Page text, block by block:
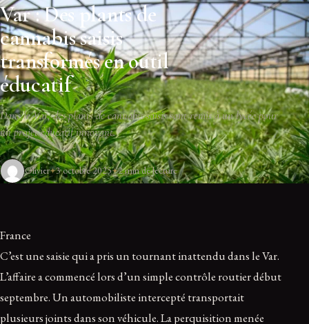
Var : Des plants de
cannabis saisis
transformés en outil
éducatif
Dans le Var, des plants de cannabis saisis sont remis à un lycée pour
un projet éducatif innovant.
Olivier 3 octobre 2025 2 min de lecture
France
C’est une saisie qui a pris un tournant inattendu dans le Var.
L’affaire a commencé lors d’un simple contrôle routier début
septembre. Un automobiliste intercepté transportait
plusieurs joints dans son véhicule. La perquisition menée